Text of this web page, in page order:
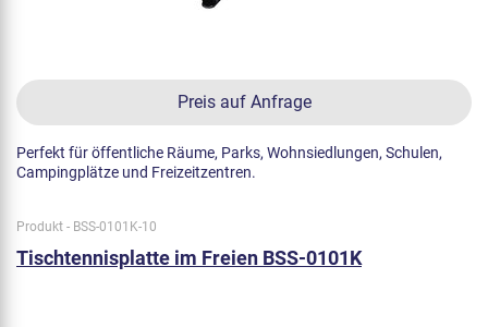
Preis auf Anfrage
Perfekt für öffentliche Räume, Parks, Wohnsiedlungen, Schulen,
Campingplätze und Freizeitzentren.
Produkt - BSS-0101K-10
Tischtennisplatte im Freien BSS-0101K